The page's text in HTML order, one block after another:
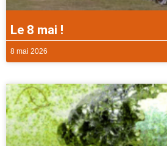
Le 8 mai !
8 mai 2026